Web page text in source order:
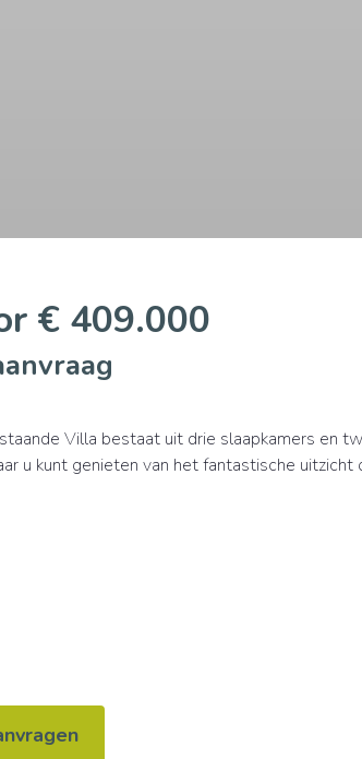
€ 409.000
Villa bestaat uit drie slaapkamers en
u kunt genieten van het fantastische uitzicht